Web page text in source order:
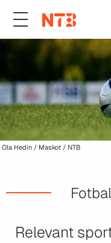
Ola Hedin / Maskot / NTB
Relevant